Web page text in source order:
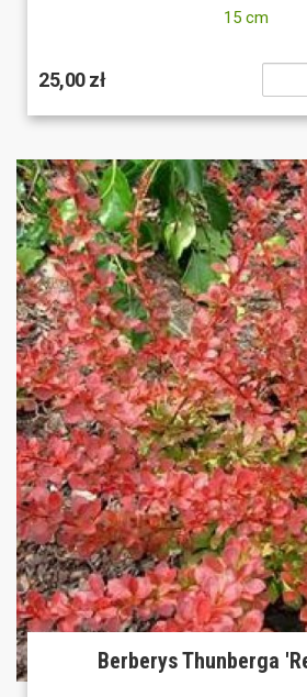
15 cm
25,00 zł
Berberys Thunberga